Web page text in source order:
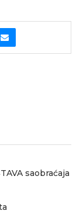
saobraćaja